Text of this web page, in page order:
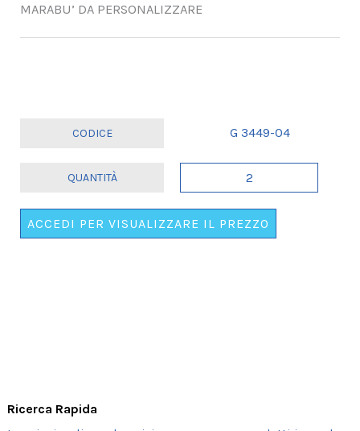
Ricerca Rapida
MARABU’ DA PERSONALIZZARE
G 3449-04
CERCHIETTO
-
ACCEDI PER VISUALIZZARE IL PREZZO